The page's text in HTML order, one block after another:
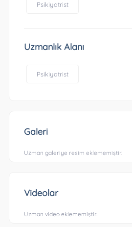
Psikiyatrist
Uzmanlık Alanı
Psikiyatrist
Galeri
Uzman galeriye resim eklememiştir.
Videolar
Uzman video eklememiştir.